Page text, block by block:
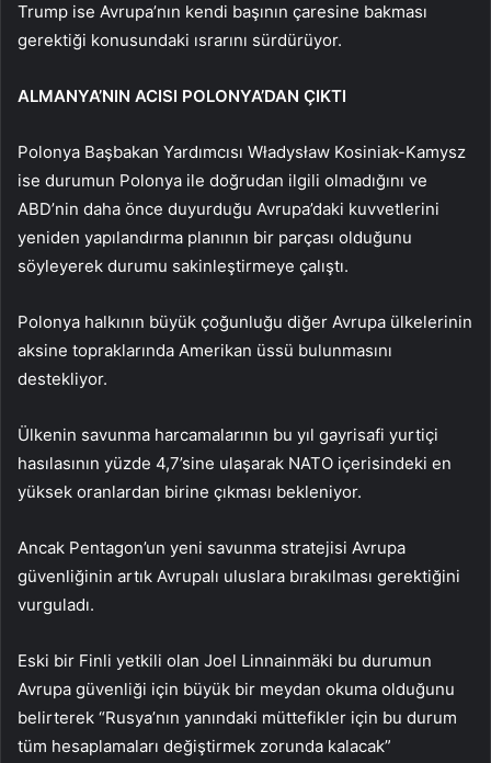
Trump ise Avrupa’nın kendi başının çaresine bakması
gerektiği konusundaki ısrarını sürdürüyor.
ALMANYA’NIN ACISI POLONYA’DAN ÇIKTI
Polonya Başbakan Yardımcısı Władysław Kosiniak-Kamysz
ise durumun Polonya ile doğrudan ilgili olmadığını ve
ABD’nin daha önce duyurduğu Avrupa’daki kuvvetlerini
yeniden yapılandırma planının bir parçası olduğunu
söyleyerek durumu sakinleştirmeye çalıştı.
Polonya halkının büyük çoğunluğu diğer Avrupa ülkelerinin
aksine topraklarında Amerikan üssü bulunmasını
destekliyor.
Ülkenin savunma harcamalarının bu yıl gayrisafi yurtiçi
hasılasının yüzde 4,7’sine ulaşarak NATO içerisindeki en
yüksek oranlardan birine çıkması bekleniyor.
Ancak Pentagon’un yeni savunma stratejisi Avrupa
güvenliğinin artık Avrupalı uluslara bırakılması gerektiğini
vurguladı.
Eski bir Finli yetkili olan Joel Linnainmäki bu durumun
Avrupa güvenliği için büyük bir meydan okuma olduğunu
belirterek “Rusya’nın yanındaki müttefikler için bu durum
tüm hesaplamaları değiştirmek zorunda kalacak”